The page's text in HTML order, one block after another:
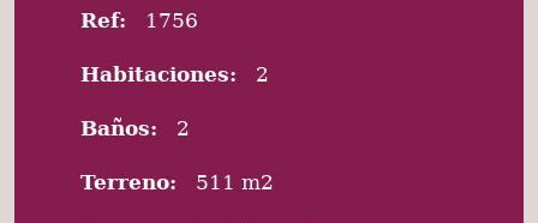
Ref: 1756
Habitaciones: 2
Baños: 2
Terreno: 511 m2